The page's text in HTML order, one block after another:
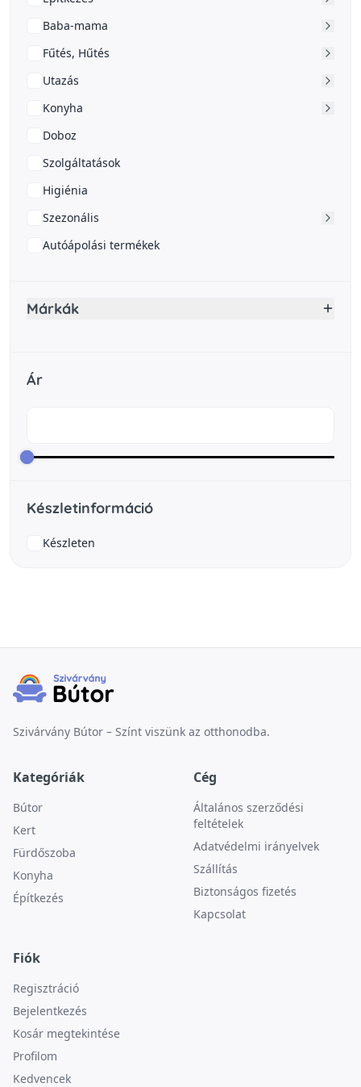
Baba-mama
Fűtés, Hűtés
Utazás
Konyha
Doboz
Szolgáltatások
Higiénia
Szezonális
Autóápolási termékek
Márkák
Ár
Készletinformáció
Készleten
Szivárvány Bútor – Színt viszünk az otthonodba.
Kategóriák
Bútor
Kert
Fürdőszoba
Konyha
Építkezés
Cég
Általános szerződési
feltételek
Adatvédelmi irányelvek
Szállítás
Biztonságos fizetés
Kapcsolat
Fiók
Regisztráció
Bejelentkezés
Kosár megtekintése
Profilom
Kedvencek